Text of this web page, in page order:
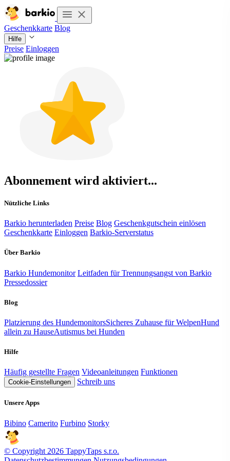
Geschenkkarte Blog
Hilfe
Preise Einloggen
Abonnement wird aktiviert...
Nützliche Links
Barkio herunterladen Preise Blog Geschenkgutschein einlösen
Geschenkkarte Einloggen Barkio-Serverstatus
Über Barkio
Barkio Hundemonitor Leitfaden für Trennungsangst von Barkio
Pressedossier
Blog
Platzierung des HundemonitorsSicheres Zuhause für WelpenHund
allein zu HauseAutismus bei Hunden
Hilfe
Häufig gestellte Fragen Videoanleitungen Funktionen
Cookie-Einstellungen Schreib uns
Unsere Apps
Bibino Camerito Furbino Storky
© Copyright 2026 TappyTaps s.r.o.